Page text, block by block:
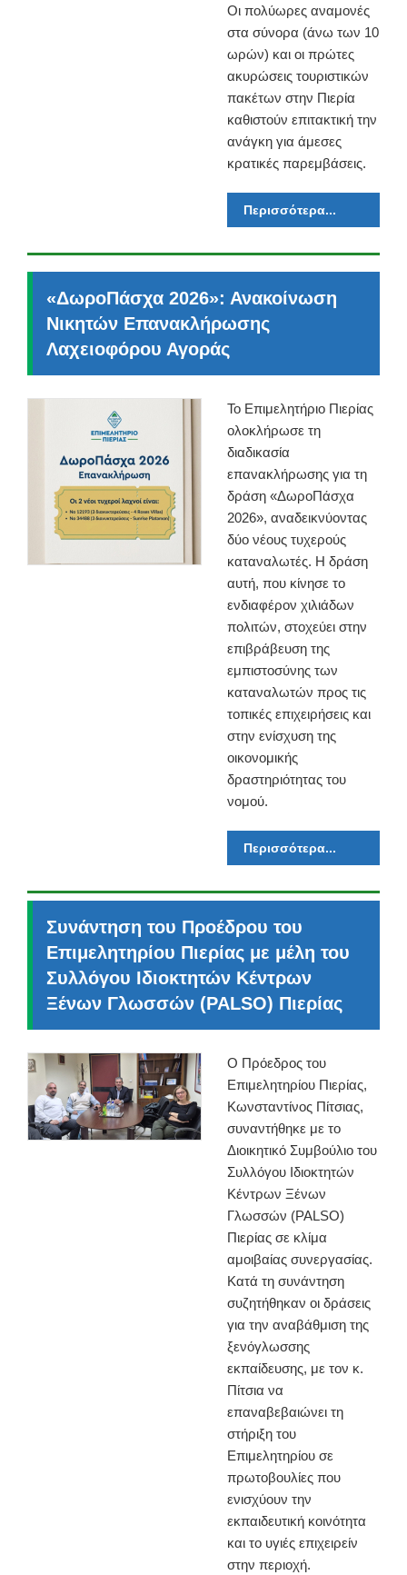
Οι πολύωρες αναμονές
στα σύνορα (άνω των 10
ωρών) και οι πρώτες
ακυρώσεις τουριστικών
πακέτων στην Πιερία
καθιστούν επιτακτική την
ανάγκη για άμεσες
κρατικές παρεμβάσεις.
Περισσότερα...
«ΔωροΠάσχα 2026»: Ανακοίνωση
Νικητών Επανακλήρωσης
Λαχειοφόρου Αγοράς
Το Επιμελητήριο Πιερίας
ολοκλήρωσε τη
διαδικασία
επανακλήρωσης για τη
δράση «ΔωροΠάσχα
2026», αναδεικνύοντας
δύο νέους τυχερούς
καταναλωτές. Η δράση
αυτή, που κίνησε το
ενδιαφέρον χιλιάδων
πολιτών, στοχεύει στην
επιβράβευση της
εμπιστοσύνης των
καταναλωτών προς τις
τοπικές επιχειρήσεις και
στην ενίσχυση της
οικονομικής
δραστηριότητας του
νομού.
Περισσότερα...
Συνάντηση του Προέδρου του
Επιμελητηρίου Πιερίας με μέλη του
Συλλόγου Ιδιοκτητών Κέντρων
Ξένων Γλωσσών (PALSO) Πιερίας
Ο Πρόεδρος του
Επιμελητηρίου Πιερίας,
Κωνσταντίνος Πίτσιας,
συναντήθηκε με το
Διοικητικό Συμβούλιο του
Συλλόγου Ιδιοκτητών
Κέντρων Ξένων
Γλωσσών (PALSO)
Πιερίας σε κλίμα
αμοιβαίας συνεργασίας.
Κατά τη συνάντηση
συζητήθηκαν οι δράσεις
για την αναβάθμιση της
ξενόγλωσσης
εκπαίδευσης, με τον κ.
Πίτσια να
επαναβεβαιώνει τη
στήριξη του
Επιμελητηρίου σε
πρωτοβουλίες που
ενισχύουν την
εκπαιδευτική κοινότητα
και το υγιές επιχειρείν
στην περιοχή.